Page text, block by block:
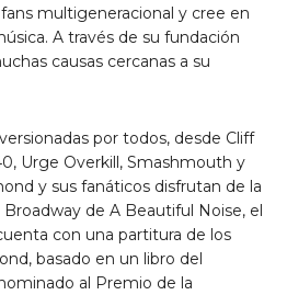
multigeneracional y cree en
A través de su fundación
causas cercanas a su
por todos, desde Cliff
Urge Overkill, Smashmouth y
y sus fanáticos disfrutan de la
de A Beautiful Noise, el
con una partitura de los
basado en un libro del
al Premio de la